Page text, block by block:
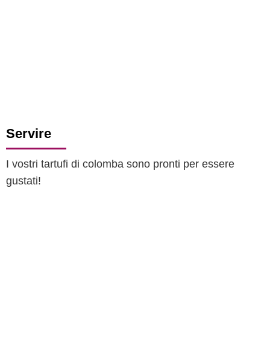
Servire
I vostri tartufi di colomba sono pronti per essere
gustati!